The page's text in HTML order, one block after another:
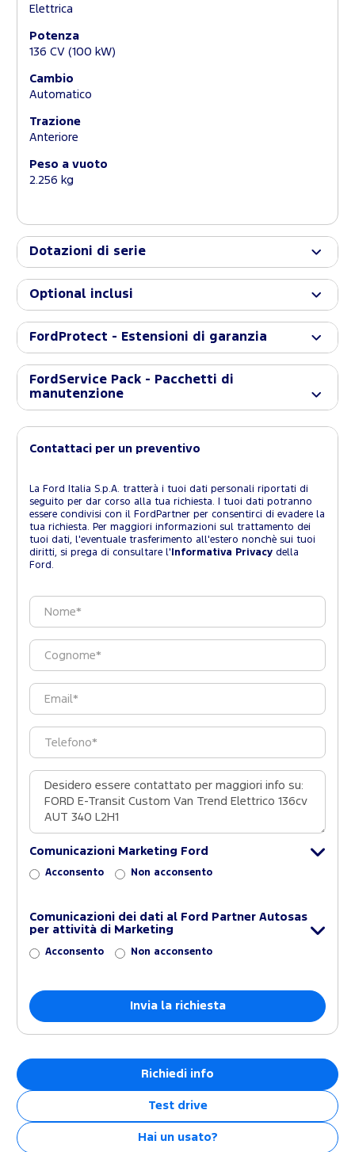
Elettrica
Potenza
136 CV (100 kW)
Cambio
Automatico
Trazione
Anteriore
Peso a vuoto
2.256 kg
Dotazioni di serie
Optional inclusi
FordProtect - Estensioni di garanzia
FordService Pack - Pacchetti di
manutenzione
Contattaci per un preventivo
La Ford Italia S.p.A. tratterà i tuoi dati personali riportati di
seguito per dar corso alla tua richiesta. I tuoi dati potranno
essere condivisi con il FordPartner per consentirci di evadere la
tua richiesta. Per maggiori informazioni sul trattamento dei
tuoi dati, l'eventuale trasferimento all'estero nonchè sui tuoi
diritti, si prega di consultare l' Informativa Privacy della
Ford.
Comunicazioni Marketing Ford
Acconsento Non acconsento
Comunicazioni dei dati al Ford Partner Autosas
per attività di Marketing
Acconsento Non acconsento
Richiedi info
Test drive
Hai un usato?